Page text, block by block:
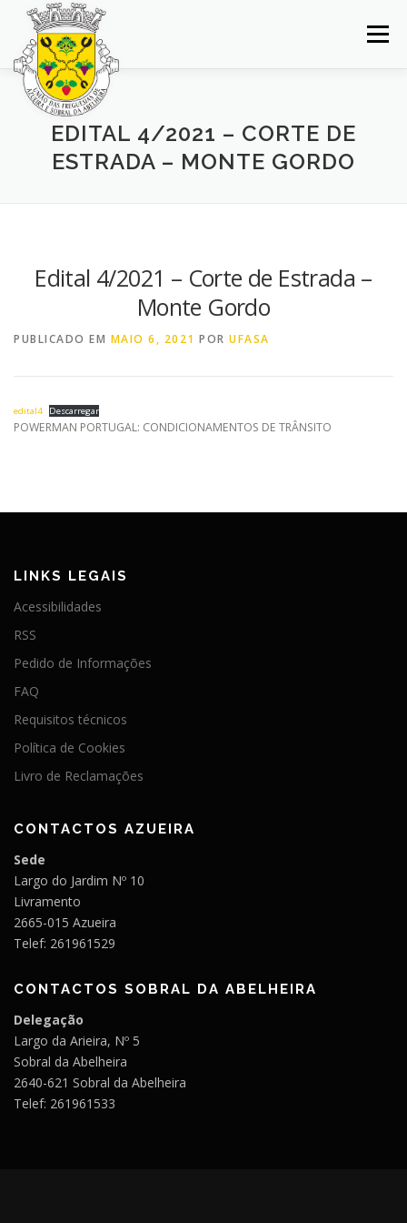
Saltar
conteúdo
Menu
INÍCIO JUNTA DE FREGUESIA
BALCÃO VIRTUAL NOTÍCIAS MAPA
EDITAL 4/2021 – CORTE DE
ESTRADA – MONTE GORDO
Edital 4/2021 – Corte de Estrada –
Monte Gordo
PUBLICADO EM MAIO 6, 2021 POR UFASA
edital4 Descarregar
POWERMAN PORTUGAL: CONDICIONAMENTOS DE TRÂNSITO
LINKS LEGAIS
Acessibilidades
RSS
Pedido de Informações
FAQ
Requisitos técnicos
Política de Cookies
Livro de Reclamações
CONTACTOS AZUEIRA
Sede
Largo do Jardim Nº 10
Livramento
2665-015 Azueira
Telef: 261961529
CONTACTOS SOBRAL DA ABELHEIRA
Delegação
Largo da Arieira, Nº 5
Sobral da Abelheira
2640-621 Sobral da Abelheira
Telef: 261961533